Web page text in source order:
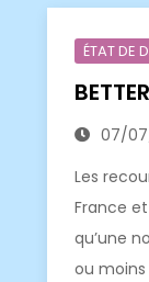
ÉTAT DE
07/
Les
France
qu’une
ou moins